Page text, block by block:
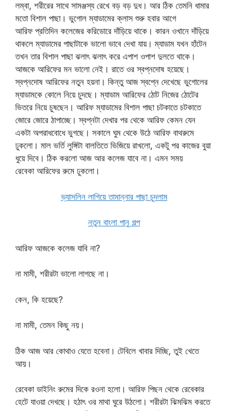
লম্বা, শরীরের সাথে সামঞ্জস্য রেখে বড় বড় দুধ। আর ঠিক তেমনি ধামার
মতো বিশাল পাছা। ভুগোল ম্যাডামের ক্লাস শুরু হবার আগে
আরিফ প্রতিদিন কলেজের করিডোরে দাঁড়িয়ে থাকে। কারন ওখানে দাঁড়িয়ে
থাকলে ম্যাডামের পাছাটাকে ভালো ভাবে দেখা যায়। ম্যাডাম যখন হাঁটেন
তখন তার বিশাল পাছা ঝলাৎ ঝলাৎ করে এপাশ ওপাশ দুলতে থাকে।
আজকে আরিফের মন ভালো নেই। রাতে ওর স্বপ্নদোষ হয়েছে।
স্বপ্নদোষ আরিফের নতুন হয়না। কিন্তু আজ স্বপ্নে দেখেছে ভুগোলের
ম্যাডামকে কোলে নিয়ে চুদছে। ম্যাডাম আরিফের ঠোট নিজের ঠোটের
ভিতরে নিয়ে চুষছেন। আরিফ ম্যাডামের বিশাল পাছা চটকাতে চটকাতে
জোরে জোরে ঠাপাচ্ছে। স্বপ্নটা দেখার পর থেকে আরিফ কেমন যেন
একটা অপরাধবোধে ভুগছে। সকালে ঘুম থেকে উঠে আরিফ বাথরুমে
ঢুকলো। মাল ভর্তি লুঙ্গিটা বালতিতে ভিজিয়ে রাখলো, একটু পর কাজের বুয়া
ধুয়ে দিবে। ঠিক করলো আজ আর কলেজ যাবে না। এমন সময়
রেবেকা আরিফের রুমে ঢুকলো।
ভ্যাসলিন লাগিয়ে তামান্নার পাছা চুদলাম
নতুন বাংলা পানু গল্প
আরিফ আজকে কলেজ যাবি না?
না মামী, শরীরটা ভালো লাগছে না।
কেন, কি হয়েছে?
না মামী, তেমন কিছু নয়।
ঠিক আজ আর কোথাও যেতে হবেনা। টেবিলে খাবার দিচ্ছি, তুই খেতে
আয়।
রেবেকা ডাইনিং রুমের দিকে রওনা হলো। আরিফ পিছন থেকে রেবেকার
হেটে যাওয়া দেখছে। হঠাৎ ওর মাথা ঘুরে উঠলো। শরীরটা ঝিমঝিম করতে